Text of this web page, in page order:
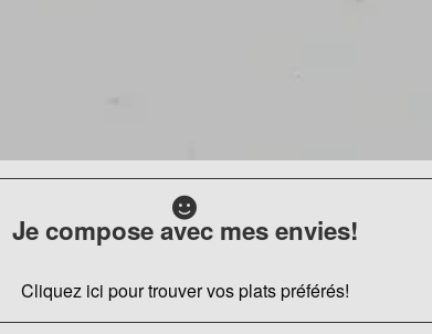
Je compose avec mes envies!
Cliquez ici pour trouver vos plats préférés!